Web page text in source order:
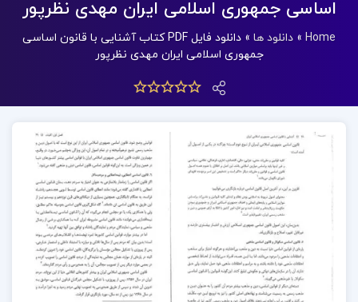
اساسی جمهوری اسلامی ایران مهدی نظرپور
Home
» دانلود ها »
دانلود فایل PDF کتاب آشنایی با قانون اساسی
جمهوری اسلامی ایران مهدی نظرپور